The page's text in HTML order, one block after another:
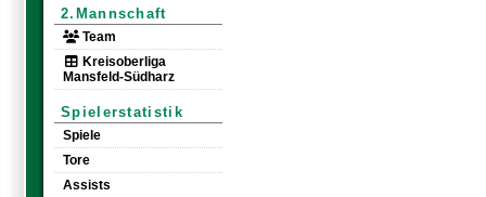
2.Mannschaft
Team
Kreisoberliga
Mansfeld-Südharz
Spielerstatistik
Spiele
Tore
Assists